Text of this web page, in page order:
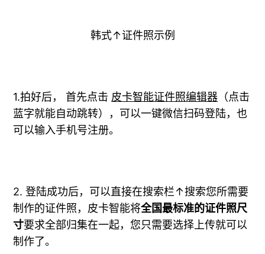
韩式↑证件照示例
1.拍好后， 首先点击 皮卡智能证件照编辑器 （点击
蓝字就能自动跳转），可以一键微信扫码登陆，也
可以输入手机号注册。
2. 登陆成功后，可以直接在搜索栏↑搜索您所需要
制作的证件照，皮卡智能将全国最标准的证件照尺
寸要求全部归集在一起，您只需要选择上传就可以
制作了。